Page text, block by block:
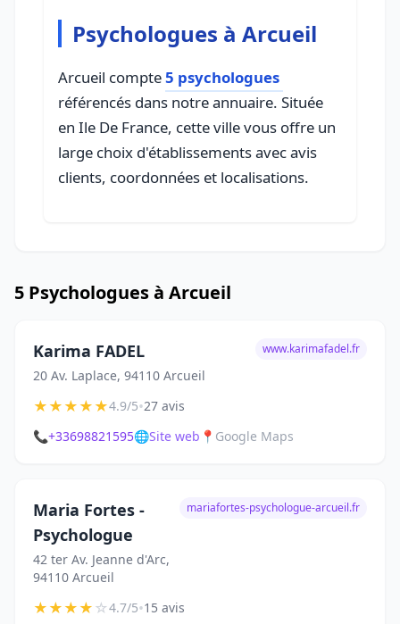
Psychologues à Arcueil
Arcueil compte5 psychologues
référencés dans notre annuaire. Située
en Ile De France, cette ville vous offre un
large choix d'établissements avec avis
clients, coordonnées et localisations.
5 Psychologues à Arcueil
Karima FADEL
20 Av. Laplace, 94110 Arcueil
www.karimafadel.fr
★★★★★4.9/5•27 avis
📞+33698821595🌐Site web 📍 Google Maps
Maria Fortes -
Psychologue
42 ter Av. Jeanne d'Arc,
94110 Arcueil
mariafortes-psychologue-arcueil.fr
★★★★☆4.7/5•15 avis